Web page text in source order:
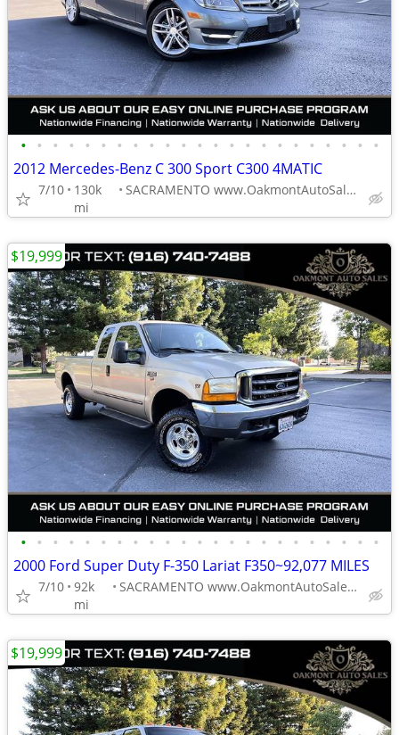
• • • • • • • • • • • • • • • • • • • • • • •
2012 Mercedes-Benz C 300 Sport C300 4MATIC
7/10
130k
mi
SACRAMENTO www.OakmontAutoSales.com
• • • • • • • • • • • • • • • • • • • • • • •
2000 Ford Super Duty F-350 Lariat F350~92,077 MILES
7/10 92k
mi
SACRAMENTO www.OakmontAutoSales.com
$19,999
$19,999